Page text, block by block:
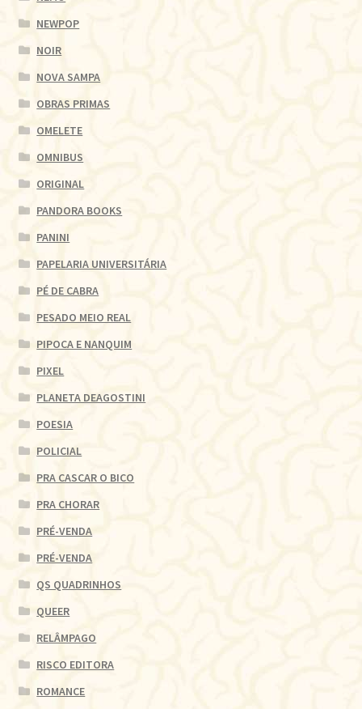
NEWPOP
NOIR
NOVA SAMPA
OBRAS PRIMAS
OMELETE
OMNIBUS
ORIGINAL
PANDORA BOOKS
PANINI
PAPELARIA UNIVERSITÁRIA
PÉ DE CABRA
PESADO MEIO REAL
PIPOCA E NANQUIM
PIXEL
PLANETA DEAGOSTINI
POESIA
POLICIAL
PRA CASCAR O BICO
PRA CHORAR
PRÉ-VENDA
PRÉ-VENDA
QS QUADRINHOS
QUEER
RELÂMPAGO
RISCO EDITORA
ROMANCE